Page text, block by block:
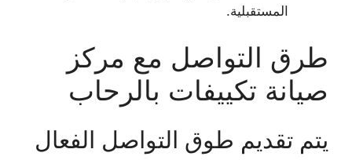
المستقبلية.
طرق التواصل مع مركز
صيانة تكييفات بالرحاب
يتم تقديم طوق التواصل الفعال